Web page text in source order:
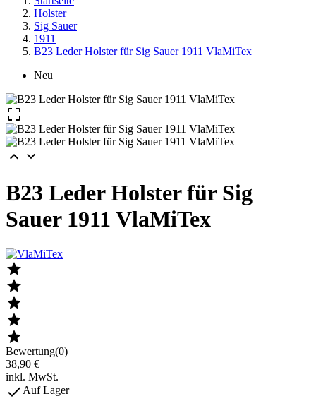
Holster
Sig Sauer
1911
B23 Leder Holster für Sig Sauer 1911 VlaMiTex
Neu

 
B23 Leder Holster für Sig
Sauer 1911 VlaMiTex





Bewertung(0)
38,90 €
inkl. MwSt.
 Auf Lager